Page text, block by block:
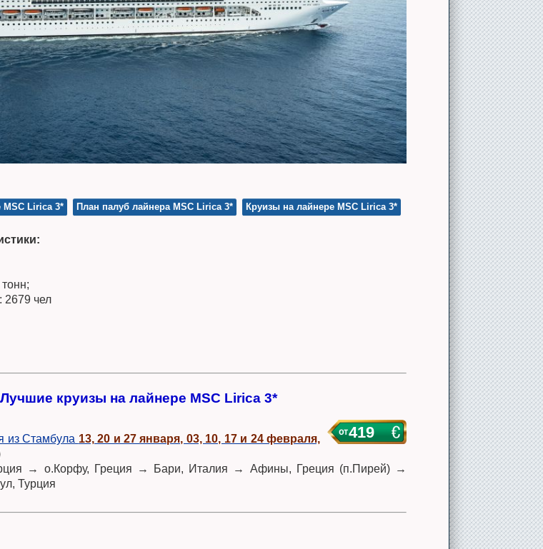
Lirica 3* План палуб лайнера MSC Lirica 3* Круизы на лайнере MSC Lirica 3*
2679 чел
Лучшие круизы на лайнере MSC Lirica 3*
419
из Стамбула 13, 20 и 27 января, 03, 10, 17 и 24 февраля,
→ о.Корфу, Греция → Бари, Италия → Афины, Греция (п.Пирей) →
Турция